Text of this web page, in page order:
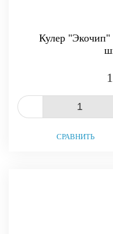
Кулер
СРАВНИТЬ